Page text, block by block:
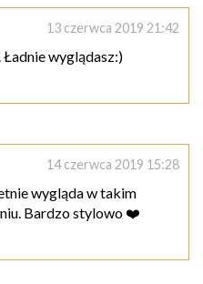
13 czerwca 2019 21:42
wyglądasz:)
14 czerwca 2019 15:28
wygląda w takim
Bardzo stylowo ❤️